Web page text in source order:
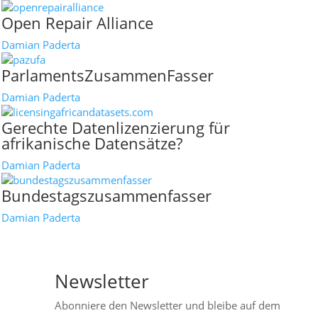
Open Repair Alliance
Damian Paderta
ParlamentsZusammenFasser
Damian Paderta
Gerechte Datenlizenzierung für
afrikanische Datensätze?
Damian Paderta
Bundestagszusammenfasser
Damian Paderta
Newsletter
Abonniere den Newsletter und bleibe auf dem